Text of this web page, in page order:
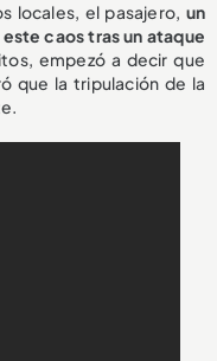
locales, el pasajero, un
caos tras un ataque
empezó a decir que
que la tripulación de la